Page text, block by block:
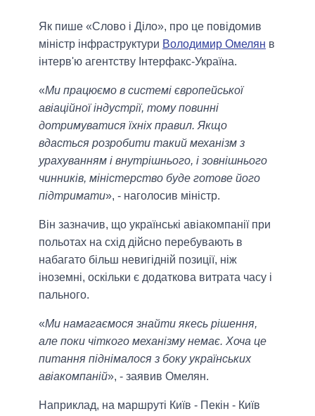
Як пише «Слово і Діло», про це повідомив
міністр інфраструктури Володимир Омелян в
інтерв'ю агентству Інтерфакс-Україна.
«Ми працюємо в системі європейської
авіаційної індустрії, тому повинні
дотримуватися їхніх правил. Якщо
вдасться розробити такий механізм з
урахуванням і внутрішнього, і зовнішнього
чинників, міністерство буде готове його
підтримати», - наголосив міністр.
Він зазначив, що українські авіакомпанії при
польотах на схід дійсно перебувають в
набагато більш невигідній позиції, ніж
іноземні, оскільки є додаткова витрата часу і
пального.
«Ми намагаємося знайти якесь рішення,
але поки чіткого механізму немає. Хоча це
питання піднімалося з боку українських
авіакомпаній», - заявив Омелян.
Наприклад, на маршруті Київ - Пекін - Київ